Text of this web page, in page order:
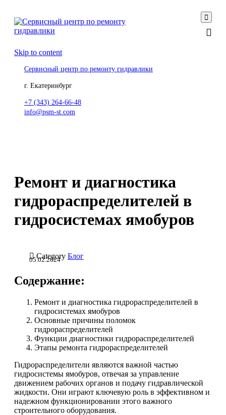

Skip to content
Сервисный центр по ремонту гидравлики
г. Екатеринбург
+7 (343) 264-66-48
info@psm-st.com
Ремонт и диагностика
гидрораспределителей в
гидросистемах ямобуров
 Category Блог
05.02.2024
Содержание:
Ремонт и диагностика гидрораспределителей в
гидросистемах ямобуров
Основные причины поломок
гидрораспределителей
Функции диагностики гидрораспределителей
Этапы ремонта гидрораспределителей
Гидрораспределители являются важной частью
гидросистемы ямобуров, отвечая за управление
движением рабочих органов и подачу гидравлической
жидкости. Они играют ключевую роль в эффективном и
надежном функционировании этого важного
строительного оборудования.